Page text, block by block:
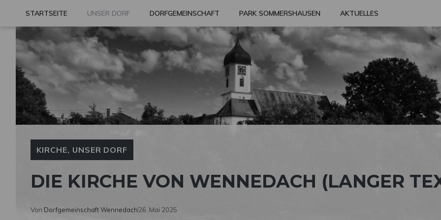
springen
STARTSEITE UNSER DORF DORFGEMEINSCHAFT PARK SOMMERSHAUSEN AKTUELLES
KIRCHE, UNSER DORF
DIE KIRCHE VON WENNEDACH (LANGER
Von Dorfgemeinschaft Wennedach26. Mai 2025